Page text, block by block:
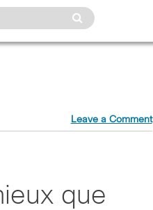
Leave a Comment
que